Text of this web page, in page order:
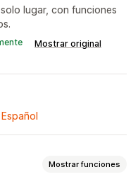
lugar, con funciones
Mostrar original
Mostrar funciones